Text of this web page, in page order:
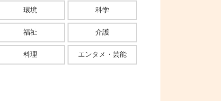
環境 科学
福祉 介護
料理 エンタメ・芸能